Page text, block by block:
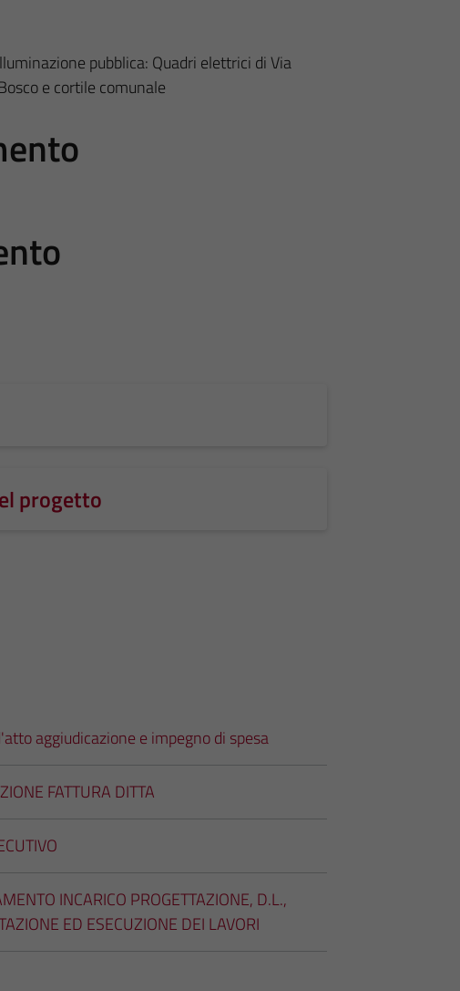
pubblica: Quadri elettrici di Via
e cortile comunale
progetto
aggiudicazione e impegno di spesa
FATTURA DITTA
INCARICO PROGETTAZIONE, D.L.,
ED ESECUZIONE DEI LAVORI